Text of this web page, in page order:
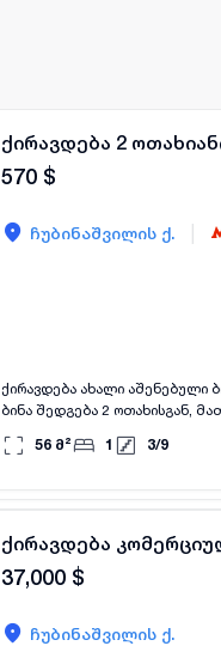
ქირავდება 2
570 $
ჩუბინაშვილის ქ.
ქირავდება ახალი აშენებული
ბინა შედგება 2 ოთახისგან,
ბინა იდეალურია მათთვის,
56 მ² 1 3/9
ქირავდება
37,000 $
ჩუბინაშვილის ქ.